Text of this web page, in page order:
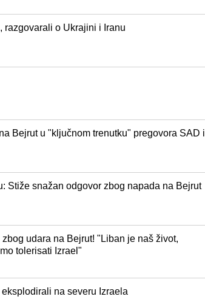
razgovarali o Ukrajini i Iranu
Bejrut u "ključnom trenutku" pregovora SAD i
Stiže snažan odgovor zbog napada na Bejrut
udara na Bejrut! "Liban je naš život,
tolerisati Izrael"
na severu Izraela